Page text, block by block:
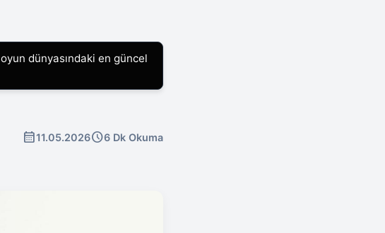
dünyasındaki en güncel
calendar_month11.05.2026schedule6 Dk Okuma